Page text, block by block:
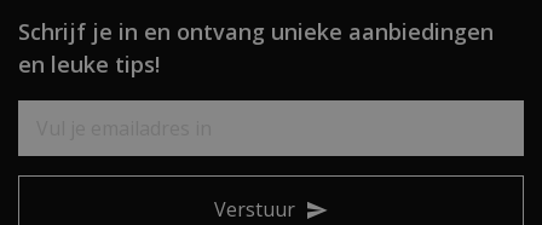
Schrijf je in en ontvang unieke aanbiedingen
en leuke tips!
Verstuur